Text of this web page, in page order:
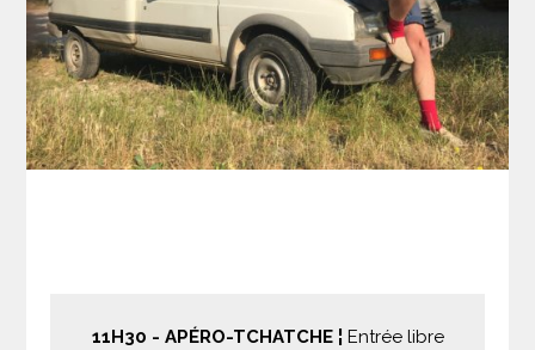
11H30 - APÉRO-TCHATCHE ¦ Entrée libre